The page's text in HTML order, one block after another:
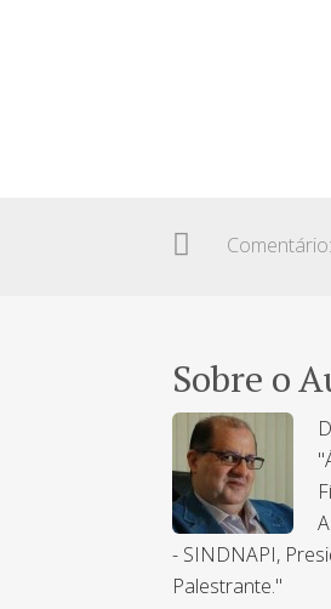
Sobre o
- SINDNAPI,
Palestrante."